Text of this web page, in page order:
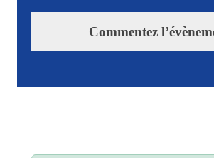
Commentez